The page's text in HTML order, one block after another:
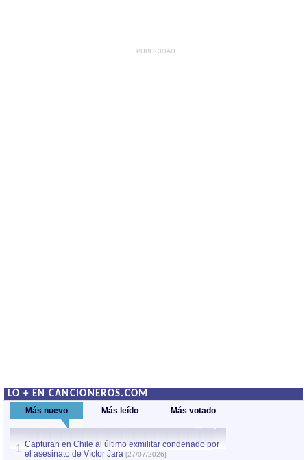
PUBLICIDAD
LO + EN CANCIONEROS.COM
Más nuevo Más leído Más votado
1 Capturan en Chile al último exmilitar condenado por
el asesinato de Víctor Jara [27/07/2026]